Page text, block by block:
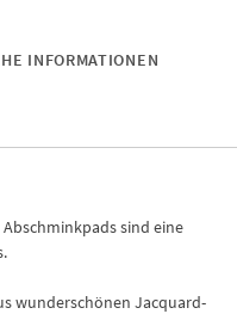
INFORMATIONEN
sind eine
wunderschönen Jacquard-